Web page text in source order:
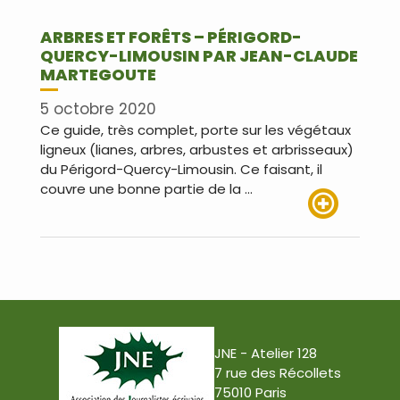
ARBRES ET FORÊTS – PÉRIGORD-
QUERCY-LIMOUSIN PAR JEAN-CLAUDE
MARTEGOUTE
5 octobre 2020
Ce guide, très complet, porte sur les végétaux
ligneux (lianes, arbres, arbustes et arbrisseaux)
du Périgord-Quercy-Limousin. Ce faisant, il
couvre une bonne partie de la …
JNE - Atelier 128
7 rue des Récollets
75010 Paris